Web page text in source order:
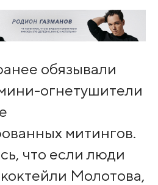
обязывали
огнетушители
митингов.
что если люди
Молотова,